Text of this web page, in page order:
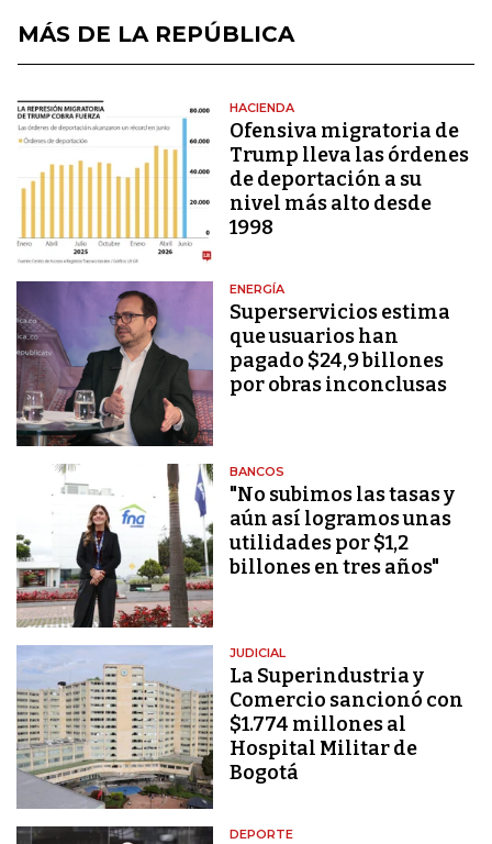
MÁS DE LA REPÚBLICA
HACIENDA
Ofensiva migratoria de
Trump lleva las órdenes
de deportación a su
nivel más alto desde
1998
ENERGÍA
Superservicios estima
que usuarios han
pagado $24,9 billones
por obras inconclusas
BANCOS
"No subimos las tasas y
aún así logramos unas
utilidades por $1,2
billones en tres años"
JUDICIAL
La Superindustria y
Comercio sancionó con
$1.774 millones al
Hospital Militar de
Bogotá
DEPORTE